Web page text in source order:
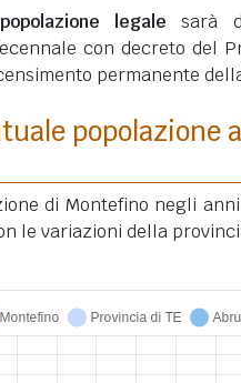
popolazione legale sarà
con decreto del
permanente
popolazione
di Montefino negli
le variazioni della